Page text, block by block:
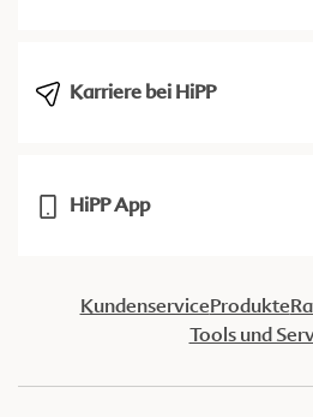
Karriere bei HiPP
HiPP App
KundenserviceProdukte
Tools und